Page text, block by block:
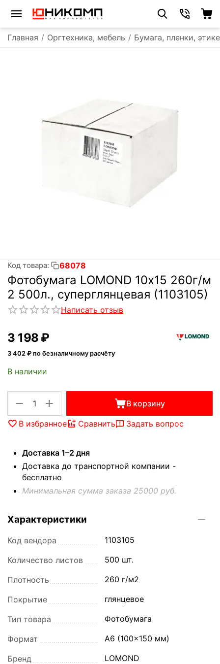
Главная / Оргтехника, мебель / Бумага, пленки,
Код товара: 68078
Фотобумага LOMOND 10х15 260г/м
2 500л., cуперглянцевая (1103105)
Написать отзыв
3 198 ₽
3 402 ₽ по безналичному расчёту
В наличии
+
− В корзину
В избранное Сравнить Задать вопрос
Доставка 1–2 дня
Доставка до транспортной компании -
бесплатно
Минимальная сумма заказа 25000 руб.
Характеристики
Код вендора 1103105
Количество листов 500 шт.
Плотность 260 г/м2
Покрытие глянцевое
Тип товара Фотобумага
Формат A6 (100x150 мм)
Бренд LOMOND